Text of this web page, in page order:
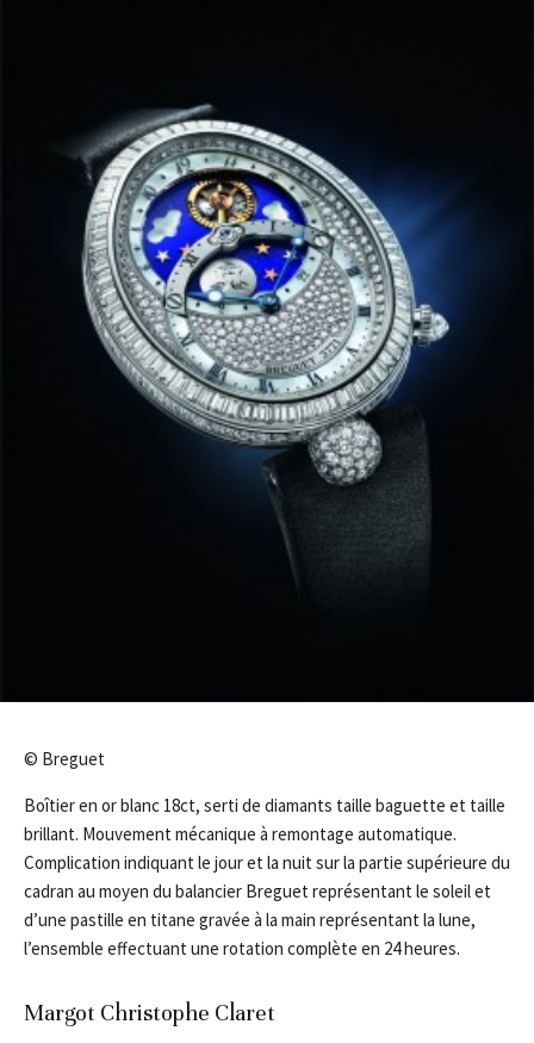
© Breguet
Boîtier en or blanc 18ct, serti de diamants taille baguette et taille
brillant. Mouvement mécanique à remontage automatique.
Complication indiquant le jour et la nuit sur la partie supérieure du
cadran au moyen du balancier Breguet représentant le soleil et
d’une pastille en titane gravée à la main représentant la lune,
l’ensemble effectuant une rotation complète en 24 heures.
Margot Christophe Claret